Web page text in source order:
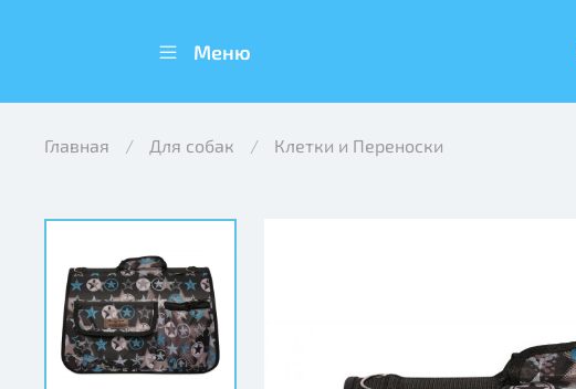
Меню
Главная Для собак Клетки и Переноски